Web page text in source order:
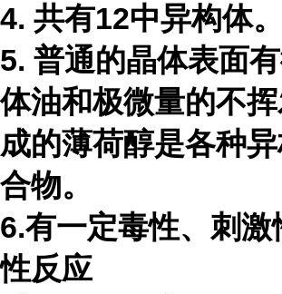
4. 共有12中异构体。
5. 普通的晶体表面
体油和极微量的不
成的薄荷醇是各种
合物。
6.有一定毒性、刺激
性反应